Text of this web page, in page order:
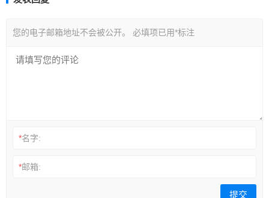
您的电子邮箱地址不会被公开。 必填项已用*标注
*名字:
*邮箱: